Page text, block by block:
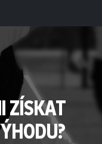
ZÍSKAT